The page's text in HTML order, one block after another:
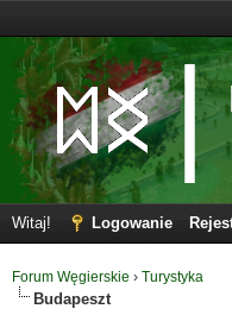
Witaj! Logowanie
Forum Węgierskie › Turystyka
Budapeszt